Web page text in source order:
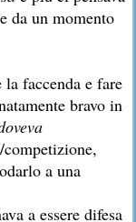
da un momento
faccenda e fare
bravo in
a una
a essere difesa